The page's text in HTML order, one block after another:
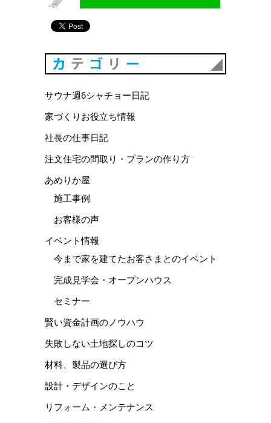
サウナ週6シャチョー日記
家づくりお役立ち情報
社長の仕事日記
注文住宅の間取り・プランの作り方
あめりか屋
施工事例
お客様の声
イベント情報
今まで家を建てたお客さまとのイベント
完成見学会・オープンハウス
セミナー
賢い資金計画のノウハウ
失敗しない土地探しのコツ
材料、製品の選び方
設計・デザインのこと
リフォーム・メンテナンス